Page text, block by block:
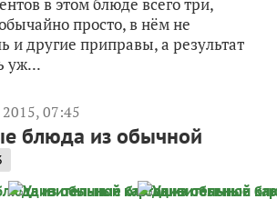
просто, в нём не
и другие приправы, а результат
уж...
07:45
блюда из обычной